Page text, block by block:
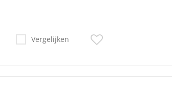
Vergelijken